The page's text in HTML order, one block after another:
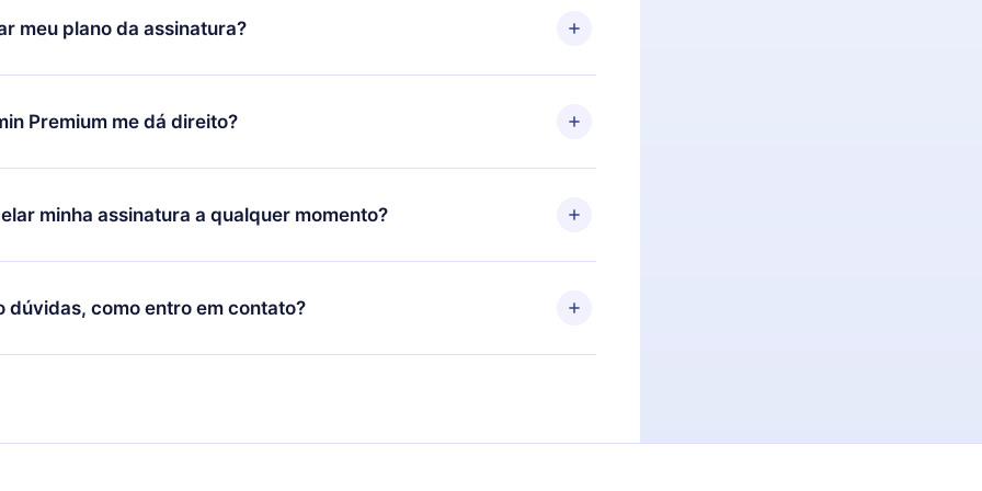
satisfeito com nossa plataforma, basta entrar em contato com nossa
(contato@12min.com) em até 7 dias após a compra e solicitar o
meu plano da assinatura?
só se aplicará a partir do próximo período de cobrança. Por
decidiu mudar sua assinatura mensal para anual, após confirmar a
o plano anual, o novo plano só será aplicado e cobrado após o aniversário
Premium me dá direito?
é um plano que te garante acesso a toda nossa biblioteca de 2500+
em 3 línguas (Inglês, espanhol e português) que você pode ler ou
momento através do nosso aplicativo disponível para iOS, Android e
minha assinatura a qualquer momento?
por não renovar sua assinatura do 12min, você pode cancelar a
e o próximo ciclo de cobrança não ocorrerá.
dúvidas, como entro em contato?
para entrar em contato porsupport@12min.com.